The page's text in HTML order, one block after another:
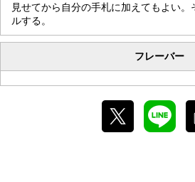
見せてから自分の手札に加えてもよい
ルする。
フレーバー